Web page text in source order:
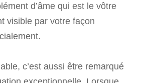
d’âme qui est le vôtre
visible par votre façon
c’est aussi être remarqué